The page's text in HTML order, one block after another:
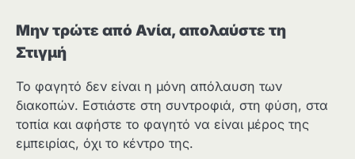
Μην τρώτε από Ανία, απολαύστε τη
Στιγμή
Το φαγητό δεν είναι η μόνη απόλαυση των
διακοπών. Εστιάστε στη συντροφιά, στη φύση, στα
τοπία και αφήστε το φαγητό να είναι μέρος της
εμπειρίας, όχι το κέντρο της.